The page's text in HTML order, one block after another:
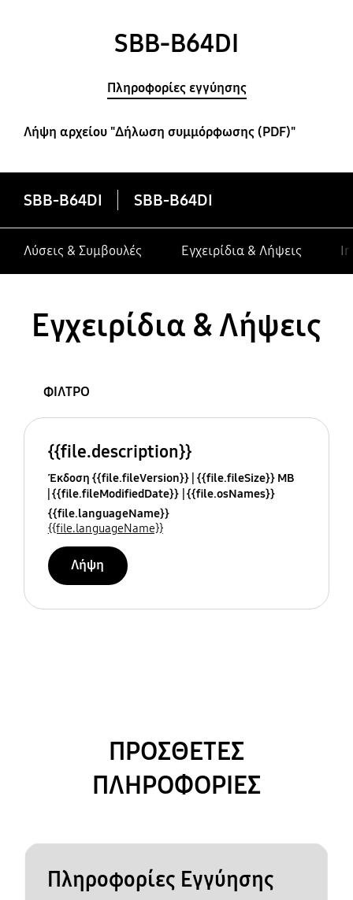
SBB-B64DI
Πληροφορίες εγγύησης
Λήψη αρχείου "Δήλωση συμμόρφωσης (PDF)"
SBB-B64DI SBB-B64DI
Λύσεις & Συμβουλές Εγχειρίδια & Λήψεις
Εγχειρίδια & Λήψεις
ΦΙΛΤΡΟ
{{file.description}}
Έκδοση {{file.fileVersion}} {{file.fileSize}} MB
{{file.fileModifiedDate}} {{file.osNames}}
{{file.languageName}}
{{file.languageName}}
Λήψη
ΠΡΟΣΘΕΤΕΣ
ΠΛΗΡΟΦΟΡΙΕΣ
Πληροφορίες Εγγύησης